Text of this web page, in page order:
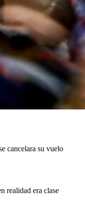
cancelara su vuelo
realidad era clase